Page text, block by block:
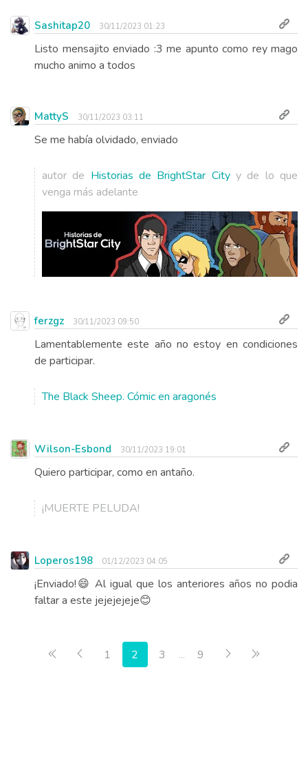
Sashitap20 30/11/2023 01:23
Listo mensajito enviado :3 me apunto como rey mago
mucho animo a todos
MattyS 30/11/2023 03:11
Se me había olvidado, enviado
autor de Historias de BrightStar Cityy de lo que
venga más adelante
ferzgz 30/11/2023 09:50
Lamentablemente este año no estoy en condiciones
de participar.
The Black Sheep. Cómic en aragonés
Wilson-Esbond 30/11/2023 19:01
Quiero participar, como en antaño.
¡MUERTE PELUDA!
Loperos198 01/12/2023 04:05
¡Enviado!😄 Al igual que los anteriores años no podia
faltar a este jejejejeje😊
Primera página
Anterior
1 2 3 ... 9 Siguiente